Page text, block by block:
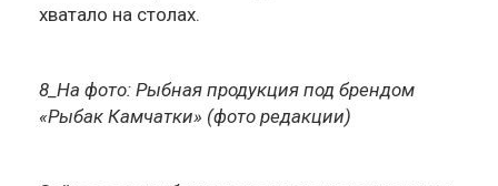
хватало на столах.
8_На фото: Рыбная продукция под брендом
«Рыбак Камчатки» (фото редакции)